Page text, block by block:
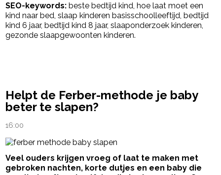
SEO-keywords: beste bedtijd kind, hoe laat moet een
kind naar bed, slaap kinderen basisschoolleeftijd, bedtijd
kind 6 jaar, bedtijd kind 8 jaar, slaaponderzoek kinderen,
gezonde slaapgewoonten kinderen.
Helpt de Ferber-methode je baby
beter te slapen?
16:00
Veel ouders krijgen vroeg of laat te maken met
gebroken nachten, korte dutjes en een baby die